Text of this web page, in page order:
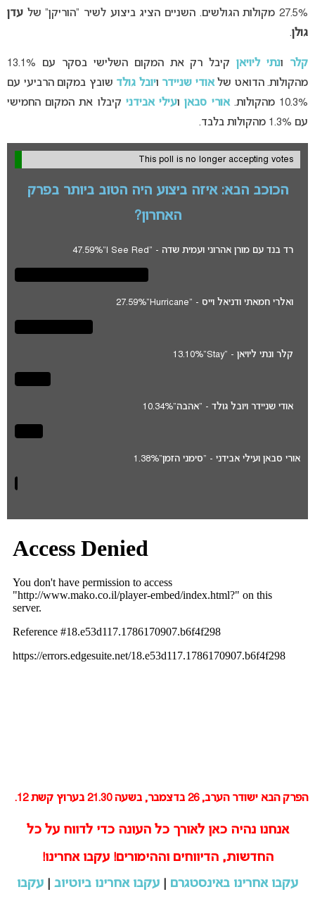
27.5% מקולות הגולשים. השניים הציג ביצוע לשיר “הוריקן” של
עדן
גולן.
קלרו נתיליויאן
קיבל רק את המקום השלישי בסקר עם 13.1%
מהקולות. הדואט שלאודי שניידרו יובל גולדשובץ במקום הרביעי עם
10.3% מהקולות.
אורי סבאןו עילי אבידניקיבלו את המקום החמישי
עם 1.3% מהקולות בלבד.
This poll is no longer accepting votes
הכוכב הבא: איזה ביצוע היה הטוב ביותר בפרק
האחרון?
רד בנד עם מורן אהרוני ועמית שדה - "I See Red" 47.59%
ואלרי חמאתי ודניאל וייס - "Hurricane" 27.59%
קלר ונתי ליויאן - "Stay" 13.10%
אודי שניידר ויובל גולד - "אהבה"10.34%
אורי סבאן ועילי אבידני - "סימני הזמן"1.38%
הפרק הבא ישודר הערב, 26 בדצמבר, בשעה 21.30 בערוץ קשת 12.
אנחנו נהיה כאן לאורך כל העונה כדי לדווח על כל
החדשות, הדיווחים וההימורים! עקבו אחרינו!
עקבו אחרינו באינסטגרם| עקבו אחרינו ביוטיוב|
עקבו